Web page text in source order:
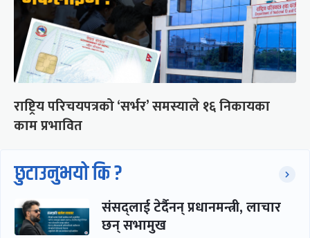
राष्ट्रिय परिचयपत्रको ‘सर्भर’ समस्याले १६ निकायका
काम प्रभावित
छुटाउनुभयो कि ?
संसद्लाई टेर्दैनन् प्रधानमन्त्री, लाचार
छन् सभामुख